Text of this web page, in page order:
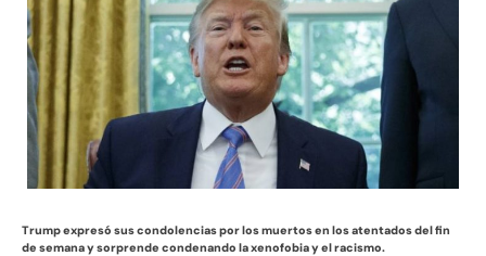
Trump expresó sus condolencias por los muertos en los atentados del fin
de semana y sorprende condenando la xenofobia y el racismo.